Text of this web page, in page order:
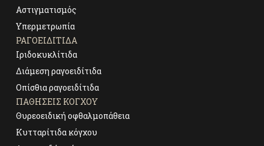
Αστιγματισμός
Υπερμετρωπία
ΡΑΓΟΕΙΔΊΤΙΔΑ
Ιριδοκυκλίτιδα
Διάμεση ραγοειδίτιδα
Οπίσθια ραγοειδίτιδα
ΠΑΘΉΣΕΙΣ ΚΌΓΧΟΥ
Θυρεοειδική οφθαλμοπάθεια
Κυτταρίτιδα κόγχου